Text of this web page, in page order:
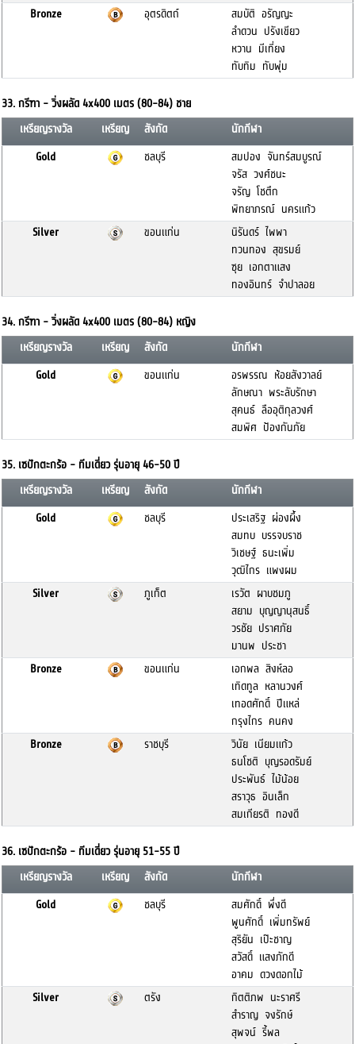
Bronze
อุตรดิตถ์
สมบัติ อรัญญะ
ลำดวน ปรังเขียว
หวาน มีเที่ยง
ทับทิม ทับพุ่ม
33. กรีฑา - วิ่งผลัด 4x400 เมตร (80-84) ชาย
เหรียญรางวัล
เหรียญ สังกัด
นักกีฬา
Gold
ชลบุรี
สมปอง จันทร์สมบูรณ์
จรัส วงศ์ชนะ
จรัญ โชตึก
พิทยาภรณ์ นครแก้ว
Silver
ขอนแก่น
นิรันดร์ ไพพา
ทวนทอง สุขรมย์
ซุย เอกตาแสง
ทองอินทร์ จำปาลอย
34. กรีฑา - วิ่งผลัด 4x400 เมตร (80-84) หญิง
เหรียญรางวัล
เหรียญ สังกัด
นักกีฬา
Gold
ขอนแก่น
อรพรรณ ห้อยสังวาลย์
ลักษณา พระลับรักษา
สุคนธ์ ลืออุติกุลวงศ์
สมพิศ ป้องกันภัย
35. เซปักตะกร้อ - ทีมเดี่ยว รุ่นอายุ 46-50 ปี
เหรียญรางวัล
เหรียญ สังกัด
นักกีฬา
Gold
ชลบุรี
ประเสริฐ ผ่องผึ้ง
สมทบ บรรจบราช
วิเชษฐ์ ธนะเพิ่ม
วุฒิไกร แพงผม
Silver
ภูเก็ต
เรวัต ผาบชมภู
สยาม บุญญานุสนธิ์
วรชัย ปราศภัย
มานพ ประชา
Bronze
ขอนแก่น
เอกพล สิงห์ลอ
เทิดทูล หลานวงศ์
เทอดศักดิ์ ปีแหล่
กรุงไกร คนคง
Bronze
ราชบุรี
วินัย เนียมแก้ว
ธนโชติ บุญรอดรัมย์
ประพันธ์ ไม้น้อย
สราวุธ อินเล็ก
สมเกียรติ ทองดี
36. เซปักตะกร้อ - ทีมเดี่ยว รุ่นอายุ 51-55 ปี
เหรียญรางวัล
เหรียญ สังกัด
นักกีฬา
Gold
ชลบุรี
สมศักดิ์ พึ่งดี
พูนศักดิ์ เพิ่มทรัพย์
สุริยัน เป๊ะชาญ
สวัสดิ์ แสงภักดี
อาคม ดวงดอกไม้
Silver
ตรัง
กิตติภพ นะราศรี
สำราญ จงรักษ์
สุพจน์ รี้พล